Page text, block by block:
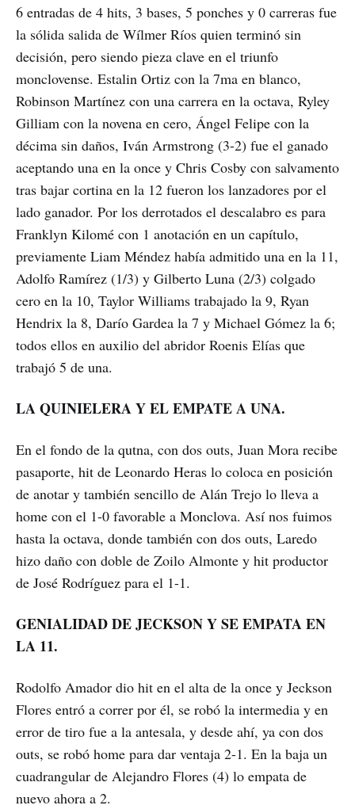
6 entradas de 4 hits, 3 bases, 5 ponches y 0 carreras fue
la sólida salida de Wílmer Ríos quien terminó sin
decisión, pero siendo pieza clave en el triunfo
monclovense. Estalin Ortiz con la 7ma en blanco,
Robinson Martínez con una carrera en la octava, Ryley
Gilliam con la novena en cero, Ángel Felipe con la
décima sin daños, Iván Armstrong (3-2) fue el ganado
aceptando una en la once y Chris Cosby con salvamento
tras bajar cortina en la 12 fueron los lanzadores por el
lado ganador. Por los derrotados el descalabro es para
Franklyn Kilomé con 1 anotación en un capítulo,
previamente Liam Méndez había admitido una en la 11,
Adolfo Ramírez (1/3) y Gilberto Luna (2/3) colgado
cero en la 10, Taylor Williams trabajado la 9, Ryan
Hendrix la 8, Darío Gardea la 7 y Michael Gómez la 6;
todos ellos en auxilio del abridor Roenis Elías que
trabajó 5 de una.
LA QUINIELERA Y EL EMPATE A UNA.
En el fondo de la qutna, con dos outs, Juan Mora recibe
pasaporte, hit de Leonardo Heras lo coloca en posición
de anotar y también sencillo de Alán Trejo lo lleva a
home con el 1-0 favorable a Monclova. Así nos fuimos
hasta la octava, donde también con dos outs, Laredo
hizo daño con doble de Zoilo Almonte y hit productor
de José Rodríguez para el 1-1.
GENIALIDAD DE JECKSON Y SE EMPATA EN
LA 11.
Rodolfo Amador dio hit en el alta de la once y Jeckson
Flores entró a correr por él, se robó la intermedia y en
error de tiro fue a la antesala, y desde ahí, ya con dos
outs, se robó home para dar ventaja 2-1. En la baja un
cuadrangular de Alejandro Flores (4) lo empata de
nuevo ahora a 2.